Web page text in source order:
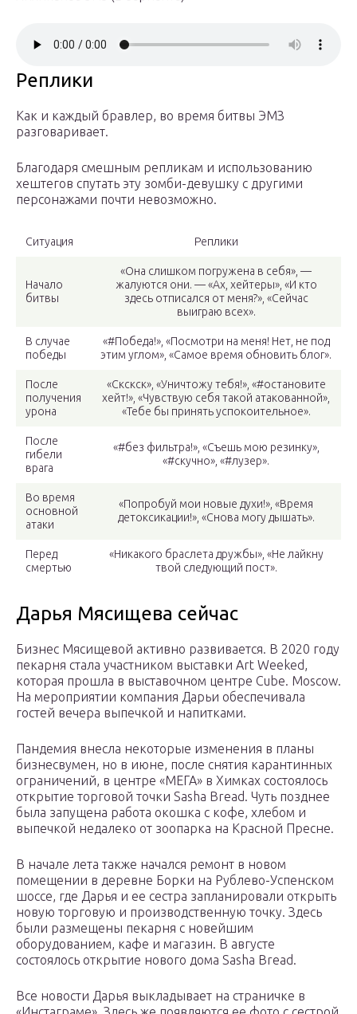
Реплики
Как и каждый бравлер, во время битвы ЭМЗ
разговаривает.
Благодаря смешным репликам и использованию
хештегов спутать эту зомби-девушку с другими
персонажами почти невозможно.
Ситуация Реплики
Начало
битвы
«Она слишком погружена в себя», —
жалуются они. — «Ах, хейтеры», «И кто
здесь отписался от меня?», «Сейчас
выиграю всех».
В случае
победы
«#Победа!», «Посмотри на меня! Нет, не под
этим углом», «Самое время обновить блог».
После
получения
урона
«Скскск», «Уничтожу тебя!», «#остановите
хейт!», «Чувствую себя такой атакованной»,
«Тебе бы принять успокоительное».
После
гибели
врага
«#без фильтра!», «Съешь мою резинку»,
«#скучно», «#лузер».
Во время
основной
атаки
«Попробуй мои новые духи!», «Время
детоксикации!», «Снова могу дышать».
Перед
смертью
«Никакого браслета дружбы», «Не лайкну
твой следующий пост».
Дарья Мясищева сейчас
Бизнес Мясищевой активно развивается. В 2020 году
пекарня стала участником выставки Art Weeked,
которая прошла в выставочном центре Cube. Moscow.
На мероприятии компания Дарьи обеспечивала
гостей вечера выпечкой и напитками.
Пандемия внесла некоторые изменения в планы
бизнесвумен, но в июне, после снятия карантинных
ограничений, в центре «МЕГА» в Химках состоялось
открытие торговой точки Sasha Bread. Чуть позднее
была запущена работа окошка с кофе, хлебом и
выпечкой недалеко от зоопарка на Красной Пресне.
В начале лета также начался ремонт в новом
помещении в деревне Борки на Рублево-Успенском
шоссе, где Дарья и ее сестра запланировали открыть
новую торговую и производственную точку. Здесь
были размещены пекарня с новейшим
оборудованием, кафе и магазин. В августе
состоялось открытие нового дома Sasha Bread.
Все новости Дарья выкладывает на страничке в